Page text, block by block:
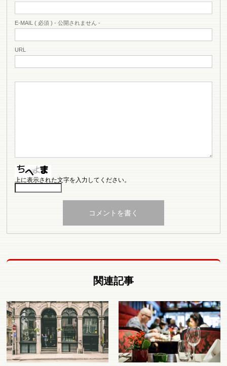
E-MAIL ( 必須 ) - 公開されません -
URL
上に表示された文字を入力してください。
関連記事